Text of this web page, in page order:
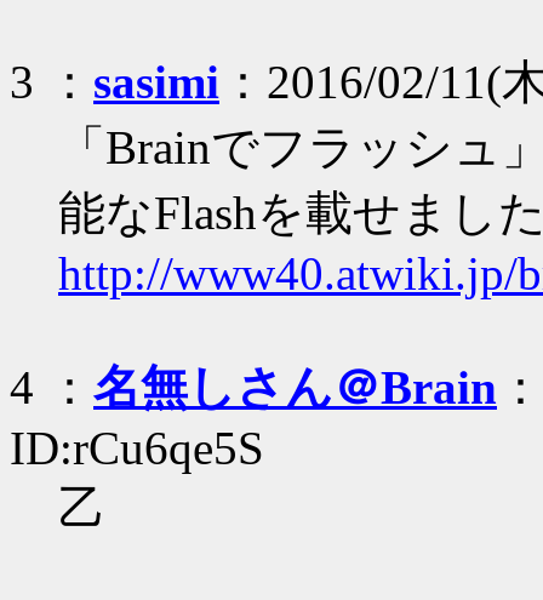
3 ： sasimi ：2016/02/11(
「Brainでフラッシュ
能なFlashを載せまし
http://www40.atwiki.jp/
4 ： 名無しさん＠Brain
ID:rCu6qe5S
乙